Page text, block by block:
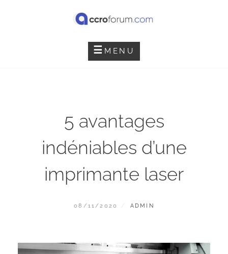
ACCRO FORUM
MENU
5 avantages
indéniables d’une
imprimante laser
POSTED
08/11/2020 BY
ADMIN